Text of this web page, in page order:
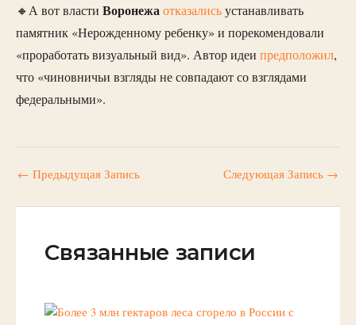
🔸А вот власти Воронежаотказалисьустанавливать
памятник «Нерожденному ребенку» и порекомендовали
«проработать визуальный вид». Автор идеи предположил,
что «чиновничьи взгляды не совпадают со взглядами
федеральными».
← Предыдущая Запись Следующая Запись →
Связанные записи